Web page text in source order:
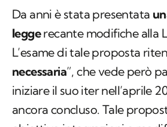
Da anni è stata presentata
leggerecante modifiche alla
L’esame di tale proposta
necessaria”, che vede però
iniziare il suo iter nell’aprile
ancora concluso. Tale